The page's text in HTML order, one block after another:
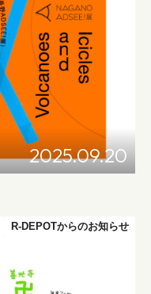
2025.09.20
R-DEPOTからのお知らせ